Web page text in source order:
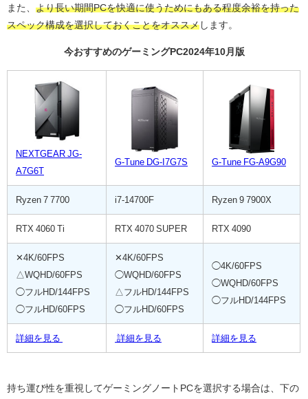
また、 より長い期間PCを快適に使うためにもある程度余裕を持った
スペック構成を選択しておくことをオススメ します。
今おすすめのゲーミングPC2024年10月版
NEXTGEAR JG-
A7G6T
G-Tune DG-I7G7S G-Tune FG-A9G90
Ryzen 7 7700 i7-14700F Ryzen 9 7900X
RTX 4060 Ti RTX 4070 SUPER RTX 4090
✕4K/60FPS
△WQHD/60FPS
◯フルHD/144FPS
◯フルHD/60FPS
✕4K/60FPS
◯WQHD/60FPS
△フルHD/144FPS
◯フルHD/60FPS
◯4K/60FPS
◯WQHD/60FPS
◯フルHD/144FPS
詳細を見る 詳細を見る 詳細を見る
持ち運び性を重視してゲーミングノートPCを選択する場合は、下の